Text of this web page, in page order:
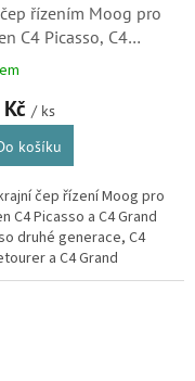
řízením Moog pro
C4 Picasso, C4
, Berlingo a C4
/ ks
košíku
čep řízení Moog pro
C4 Picasso a C4 Grand
druhé generace, C4
a C4 Grand
Berlingo třetí